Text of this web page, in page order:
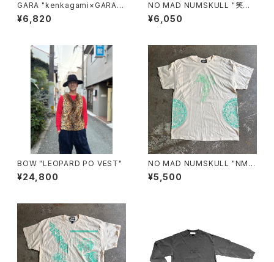
GARA "kenkagami×GARA A
CRYLIC KEY&NECKLACE"
¥6,820
NO MAD NUMSKULL "笑温
泉 CORDUROY CAP"(BLAC
K)
¥6,050
BOW "LEOPARD PO VEST"
¥24,800
NO MAD NUMSKULL "NMN
MULTI PRINT S/T"(NATUR
AL.XL)
¥5,500